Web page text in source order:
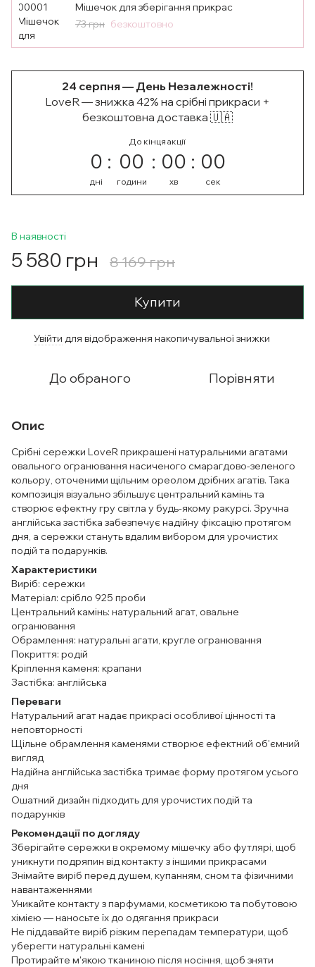
Мішечок для зберігання прикрас
73 грн безкоштовно
24 серпня — День Незалежності!
LoveR — знижка 42% на срібні прикраси +
безкоштовна доставка 🇺🇦
До кінця акції
0
дні
00
години
00
хв
00
сек
В наявності
5 580 грн 8 169 грн
Купити
Увійти для відображення накопичувальної знижки
До обраного Порівняти
Опис
Срібні сережки LoveR прикрашені натуральними агатами
овального огранювання насиченого смарагдово-зеленого
кольору, оточеними щільним ореолом дрібних агатів. Така
композиція візуально збільшує центральний камінь та
створює ефектну гру світла у будь-якому ракурсі. Зручна
англійська застібка забезпечує надійну фіксацію протягом
дня, а сережки стануть вдалим вибором для урочистих
подій та подарунків.
Характеристики
Виріб: сережки
Матеріал: срібло 925 проби
Центральний камінь: натуральний агат, овальне
огранювання
Обрамлення: натуральні агати, кругле огранювання
Покриття: родій
Кріплення каменя: крапани
Застібка: англійська
Переваги
Натуральний агат надає прикрасі особливої цінності та
неповторності
Щільне обрамлення каменями створює ефектний об'ємний
вигляд
Надійна англійська застібка тримає форму протягом усього
дня
Ошатний дизайн підходить для урочистих подій та
подарунків
Рекомендації по догляду
Зберігайте сережки в окремому мішечку або футлярі, щоб
уникнути подряпин від контакту з іншими прикрасами
Знімайте виріб перед душем, купанням, сном та фізичними
навантаженнями
Уникайте контакту з парфумами, косметикою та побутовою
хімією — наносьте їх до одягання прикраси
Не піддавайте виріб різким перепадам температури, щоб
уберегти натуральні камені
Протирайте м'якою тканиною після носіння, щоб зняти